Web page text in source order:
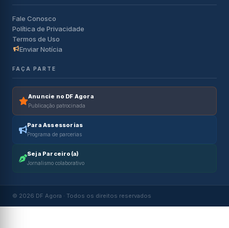
Fale Conosco
Política de Privacidade
Termos de Uso
Enviar Notícia
FAÇA PARTE
Anuncie no DF Agora
Publicação patrocinada
Para Assessorias
Programa de parcerias
Seja Parceiro(a)
Jornalismo colaborativo
© 2026 DF Agora · Todos os direitos reservados